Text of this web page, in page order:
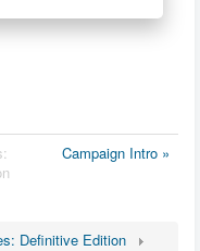
Campaign Intro »
Definitive Edition